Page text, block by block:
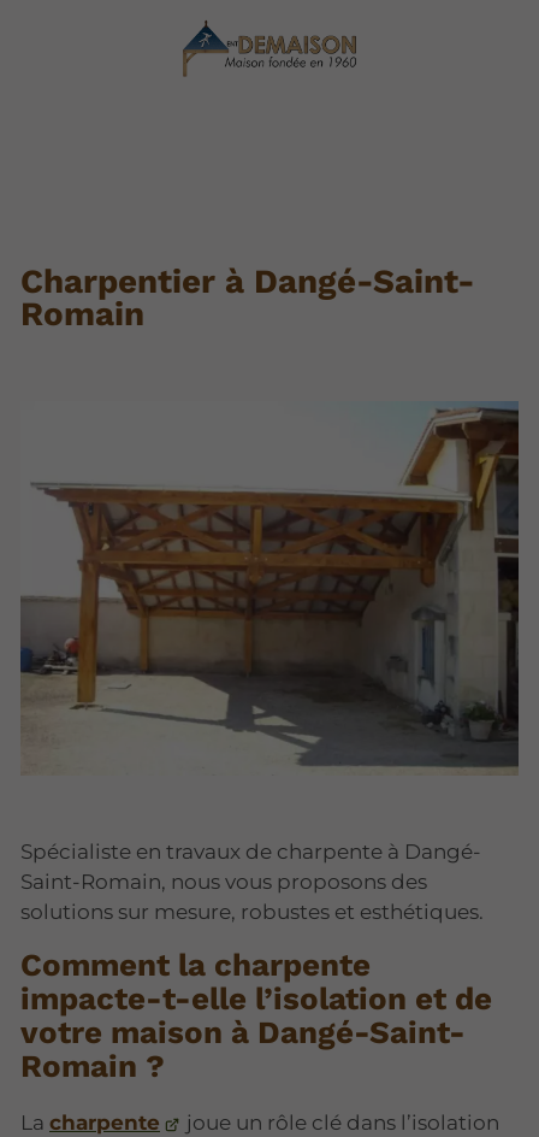
Charpentier à Dangé-Saint-
Romain
Spécialiste en travaux de charpente à Dangé-
Saint-Romain, nous vous proposons des
solutions sur mesure, robustes et esthétiques.
Comment la charpente
impacte-t-elle l’isolation et de
votre maison à Dangé-Saint-
Romain ?
La charpente
joue un rôle clé dans l’isolation